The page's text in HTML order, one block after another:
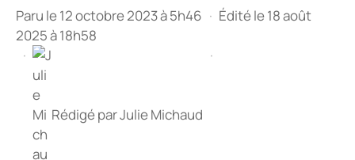
Paru le 12 octobre 2023 à 5h46 · Édité le 18 août
2025 à 18h58
·
Rédigé parJulie Michaud
·